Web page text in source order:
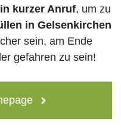
kurzer Anruf, um zu
in Gelsenkirchen
sein, am Ende
gefahren zu sein!